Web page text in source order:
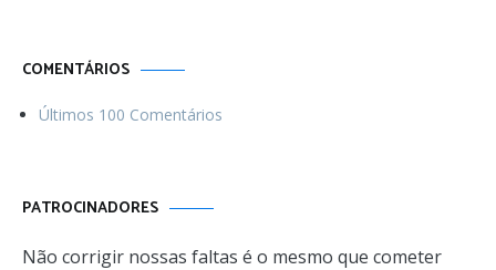
COMENTÁRIOS
Últimos 100 Comentários
PATROCINADORES
Não corrigir nossas faltas é o mesmo que cometer